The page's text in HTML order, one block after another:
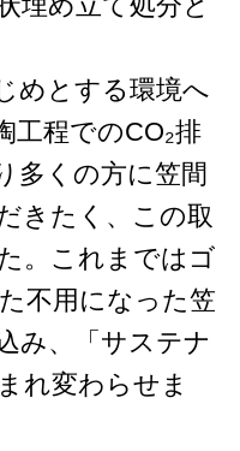
めとする環境へ
工程でのCO₂排
多くの方に笠間
きたく、この取
。これまではゴ
不用になった笠
み、「サステナ
れ変わらせま